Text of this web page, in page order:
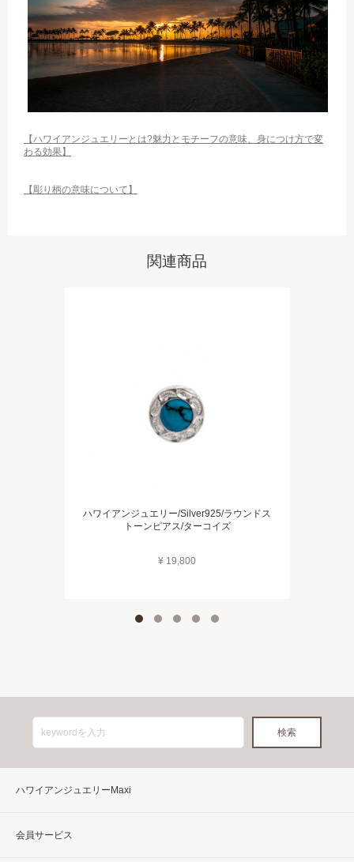
【ハワイアンジュエリーとは?魅力とモチーフの意味、身につけ方で変
わる効果】
【彫り柄の意味について】
関連商品
ハワイアンジュエリー/Silver925/ラウンドス
トーンピアス/ターコイズ
¥ 19,800
ハワイアンジュエリーMaxi
会員サービス